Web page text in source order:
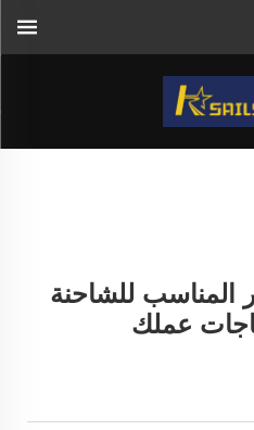
المناسب للشاحنة
عملك